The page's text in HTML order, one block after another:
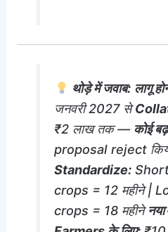
थोड़े में जवाब: लागू
जनवरी 2027 से
₹2 लाख तक — कोई
proposal reject
Standardize:
crops = 12 महीने |
crops = 18 महीने